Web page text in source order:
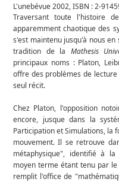
L'unebévue 2002, ISBN : 2-
Traversant toute l'histoire
apparemment chaotique des
s'est maintenu jusqu'à nous
tradition de la Mathesis
principaux noms : Platon,
offre des problèmes de
seul récit.
Chez Platon, l'opposition
encore, jusque dans la
Participation et Simulations, la
mouvement. Il se retrouve
métaphysique", identifié à
moyen terme étant tenu par
remplit l'office de